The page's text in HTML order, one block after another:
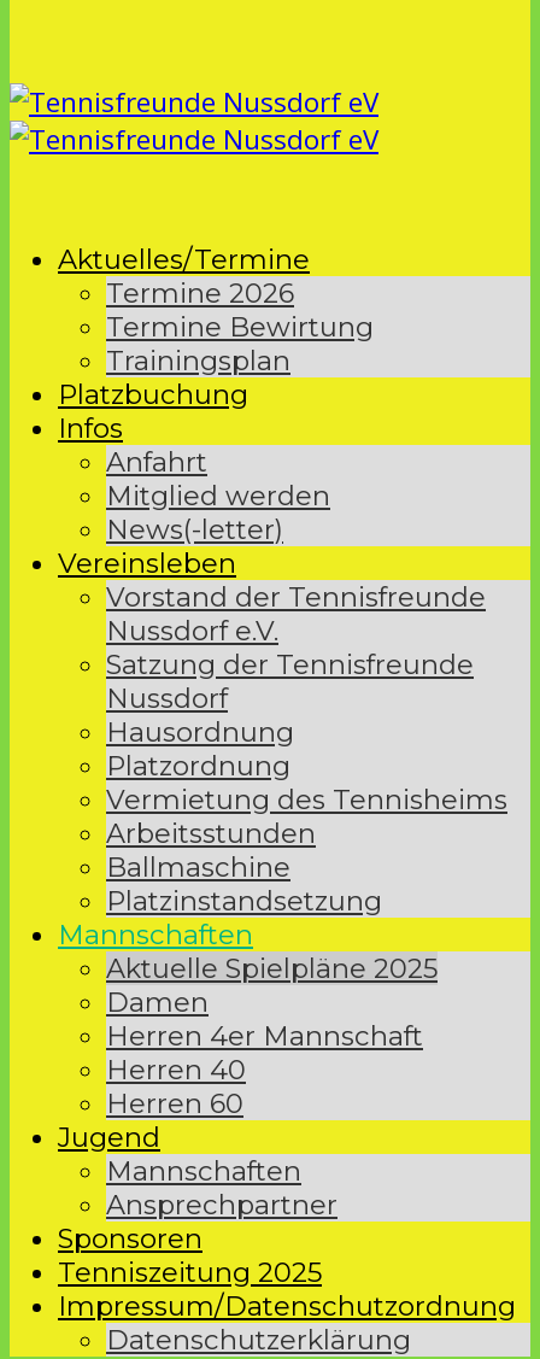
Aktuelles/Termine
Termine 2026
Termine Bewirtung
Trainingsplan
Platzbuchung
Infos
Anfahrt
Mitglied werden
News(-letter)
Vereinsleben
Vorstand der Tennisfreunde
Nussdorf e.V.
Satzung der Tennisfreunde
Nussdorf
Hausordnung
Platzordnung
Vermietung des Tennisheims
Arbeitsstunden
Ballmaschine
Platzinstandsetzung
Mannschaften
Aktuelle Spielpläne 2025
Damen
Herren 4er Mannschaft
Herren 40
Herren 60
Jugend
Mannschaften
Ansprechpartner
Sponsoren
Tenniszeitung 2025
Impressum/Datenschutzordnung
Datenschutzerklärung